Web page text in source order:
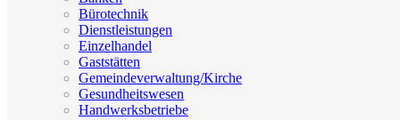
Bürotechnik
Dienstleistungen
Einzelhandel
Gaststätten
Gemeindeverwaltung/Kirche
Gesundheitswesen
Handwerksbetriebe